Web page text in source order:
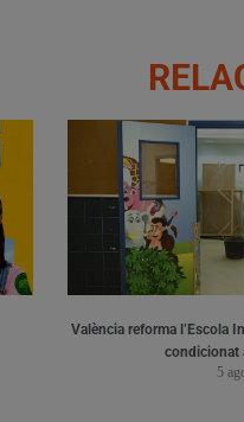
València reforma l’Escola
condicionat
5